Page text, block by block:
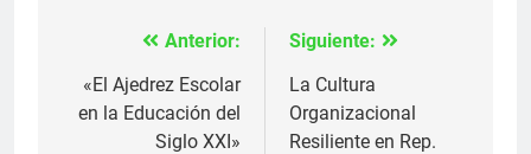
Navegación
de
entradas
Anterior:
«El Ajedrez Escolar
en la Educación del
Siglo XXI»
Siguiente:
La Cultura
Organizacional
Resiliente en Rep.